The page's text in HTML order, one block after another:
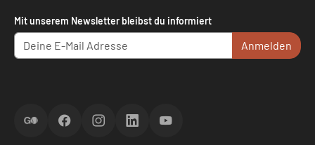
Mit unserem Newsletter bleibst du informiert
Anmelden
ScoreGOFacebookInstagramLinkedInYouTube